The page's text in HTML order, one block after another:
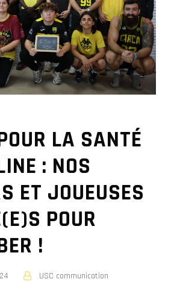
LA SANTÉ
: NOS
ET JOUEUSES
POUR
!
USC communication